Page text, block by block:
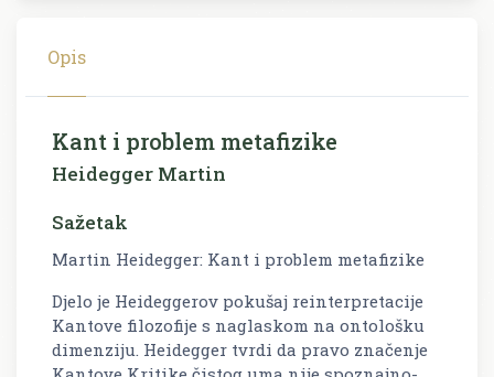
Opis
Kant i problem metafizike
Heidegger Martin
Sažetak
Martin Heidegger: Kant i problem metafizike
Djelo je Heideggerov pokušaj reinterpretacije
Kantove filozofije s naglaskom na ontološku
dimenziju. Heidegger tvrdi da pravo značenje